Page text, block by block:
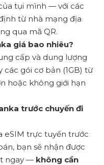
tụi mình — với các
từ nhà mạng địa
qua mã QR.
giá bao nhiêu?
cấp và dung lượng
gói cơ bản (1GB) từ
hoặc không giới hạn
trước chuyến đi
eSIM trực tuyến trước
bạn sẽ nhận được
ngay — không cần